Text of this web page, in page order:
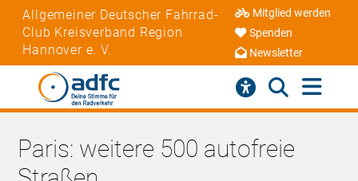
Allgemeiner Deutscher Fahrrad-
Club Kreisverband Region
Hannover e. V.
Mitglied werden
Spenden
Newsletter
Paris: weitere 500 autofreie